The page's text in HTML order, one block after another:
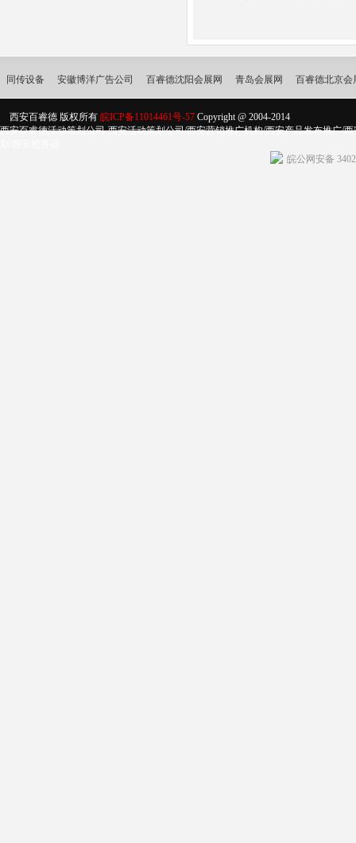
同传设备 安徽博洋广告公司 百睿德沈阳会展网 青岛会展网 百睿德北京会
西安百睿德 版权所有 皖ICP备11014461号-57 Copyright @ 2004-2014
西安百睿德活动策划公司-西安活动策划公司/西安营销推广机构/西安产品发布推广/
皖公网安备